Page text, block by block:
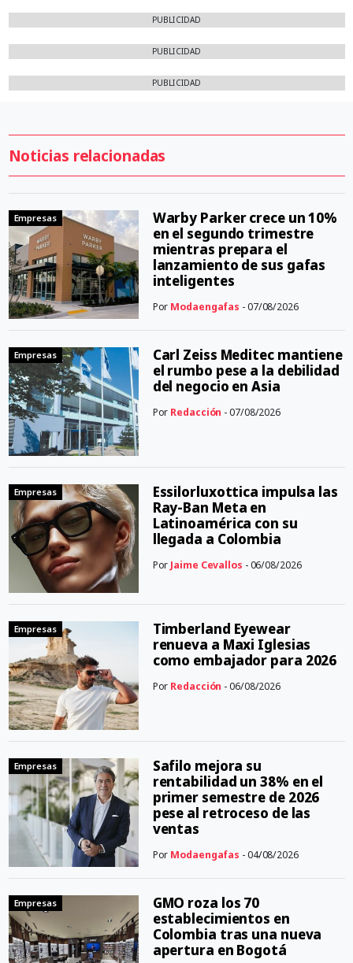
PUBLICIDAD
PUBLICIDAD
PUBLICIDAD
Noticias relacionadas
Empresas
Warby Parker crece un 10%
en el segundo trimestre
mientras prepara el
lanzamiento de sus gafas
inteligentes
Por Modaengafas - 07/08/2026
Empresas
Carl Zeiss Meditec mantiene
el rumbo pese a la debilidad
del negocio en Asia
Por Redacción - 07/08/2026
Empresas
Essilorluxottica impulsa las
Ray-Ban Meta en
Latinoamérica con su
llegada a Colombia
Por Jaime Cevallos - 06/08/2026
Empresas
Timberland Eyewear
renueva a Maxi Iglesias
como embajador para 2026
Por Redacción - 06/08/2026
Empresas
Safilo mejora su
rentabilidad un 38% en el
primer semestre de 2026
pese al retroceso de las
ventas
Por Modaengafas - 04/08/2026
Empresas
GMO roza los 70
establecimientos en
Colombia tras una nueva
apertura en Bogotá